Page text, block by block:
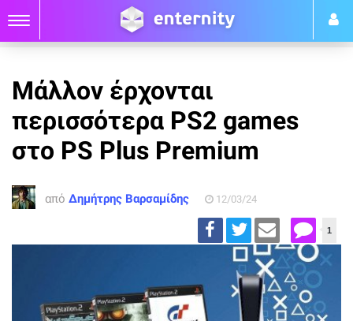
Μάλλον έρχονται
περισσότερα PS2 games
στο PS Plus Premium
από Δημήτρης Βαρσαμίδης 12/03/24
1